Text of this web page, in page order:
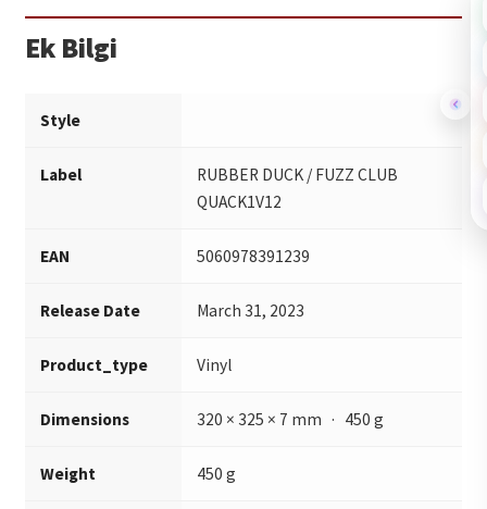
Ek Bilgi
Style
Label
RUBBER DUCK / FUZZ CLUB
QUACK1V12
EAN 5060978391239
Release Date March 31, 2023
Product_type Vinyl
Dimensions 320 × 325 × 7 mm · 450 g
Weight 450 g